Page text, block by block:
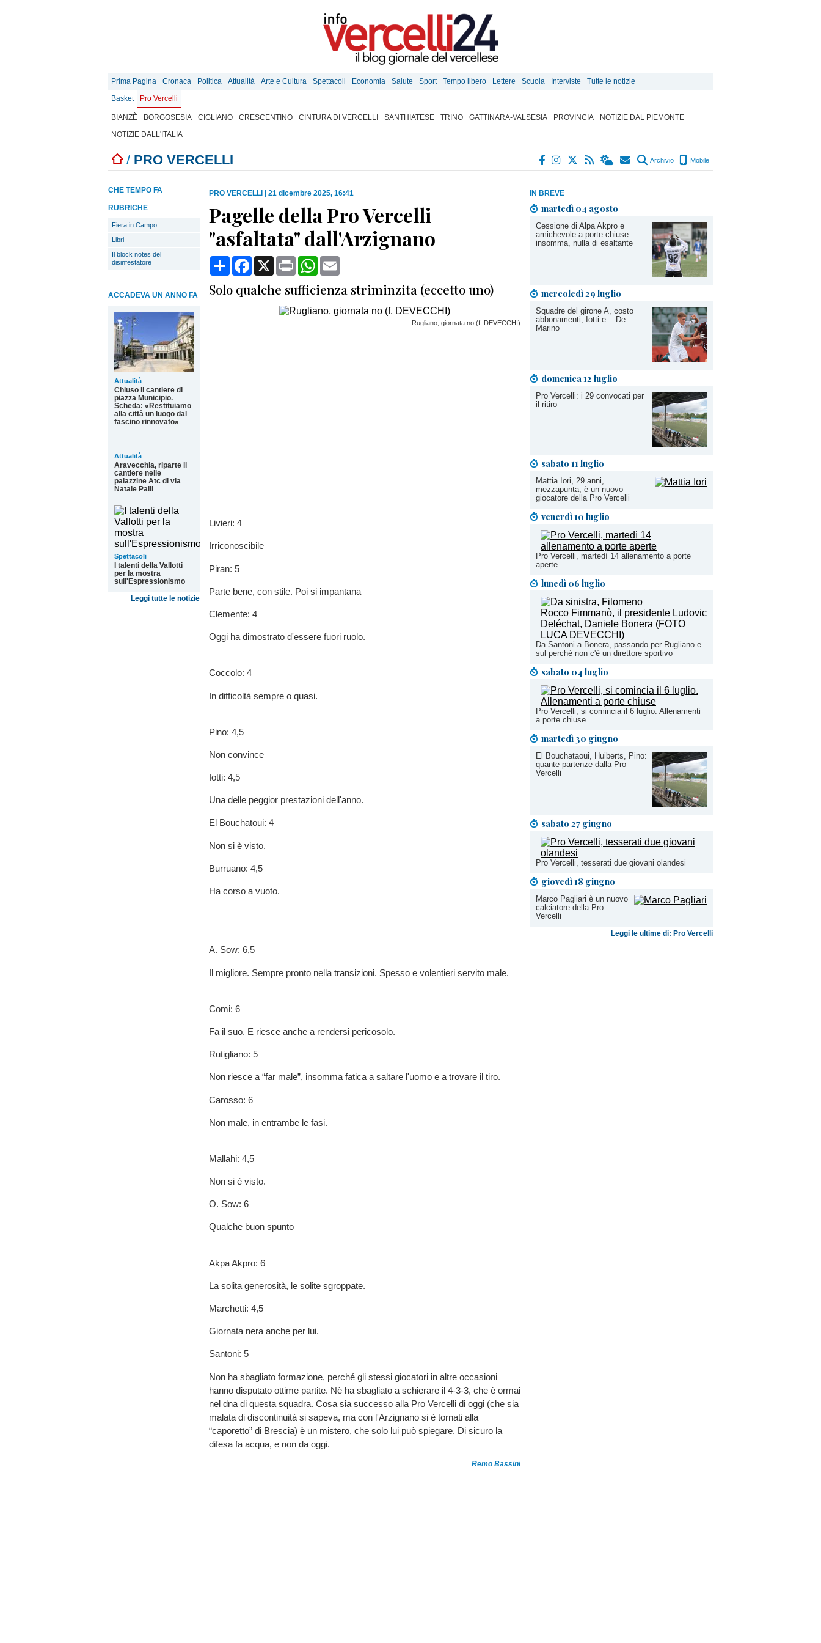
Prima Pagina Cronaca Politica Attualità Arte e Cultura Spettacoli Economia Salute Sport Tempo libero Lettere Scuola Interviste
Tutte le notizie
Basket
Pro Vercelli
BIANZÈ BORGOSESIA CIGLIANO CRESCENTINO CINTURA DI VERCELLI SANTHIATESE TRINO GATTINARA-VALSESIA PROVINCIA
NOTIZIE DAL PIEMONTE
NOTIZIE DALL'ITALIA
/ PRO VERCELLI Archivio Mobile
IN BREVE
martedì 04 agosto
Cessione di Alpa Akpro e
amichevole a porte chiuse:
insomma, nulla di esaltante
mercoledì 29 luglio
Squadre del girone A, costo
abbonamenti, Iotti e... De
Marino
domenica 12 luglio
Pro Vercelli: i 29 convocati per
il ritiro
sabato 11 luglio
Mattia Iori, 29 anni,
mezzapunta, è un nuovo
giocatore della Pro Vercelli
venerdì 10 luglio
Pro Vercelli, martedì 14 allenamento a porte
aperte
lunedì 06 luglio
Da Santoni a Bonera, passando per Rugliano e
sul perché non c'è un direttore sportivo
sabato 04 luglio
Pro Vercelli, si comincia il 6 luglio. Allenamenti
a porte chiuse
martedì 30 giugno
El Bouchataoui, Huiberts, Pino:
quante partenze dalla Pro
Vercelli
sabato 27 giugno
Pro Vercelli, tesserati due giovani olandesi
giovedì 18 giugno
Marco Pagliari è un nuovo
calciatore della Pro
Vercelli
Leggi le ultime di: Pro Vercelli
CHE TEMPO FA
RUBRICHE
Fiera in Campo
Libri
Il block notes del
disinfestatore
ACCADEVA UN ANNO FA
Attualità
Chiuso il cantiere di
piazza Municipio.
Scheda: «Restituiamo
alla città un luogo dal
fascino rinnovato»
Attualità
Aravecchia, riparte il
cantiere nelle
palazzine Atc di via
Natale Palli
Spettacoli
I talenti della Vallotti
per la mostra
sull'Espressionismo
Leggi tutte le notizie
PRO VERCELLI 21 dicembre 2025, 16:41
Pagelle della Pro Vercelli
"asfaltata" dall'Arzignano
CondividiFacebook
X Print WhatsApp
Solo qualche sufficienza striminzita (eccetto uno)
Rugliano, giornata no (f. DEVECCHI)
Livieri: 4
Irriconoscibile
Piran: 5
Parte bene, con stile. Poi si impantana
Clemente: 4
Oggi ha dimostrato d'essere fuori ruolo.
Coccolo: 4
In difficoltà sempre o quasi.
Pino: 4,5
Non convince
Iotti: 4,5
Una delle peggior prestazioni dell'anno.
El Bouchatoui: 4
Non si è visto.
Burruano: 4,5
Ha corso a vuoto.
A. Sow: 6,5
Il migliore. Sempre pronto nella transizioni. Spesso e volentieri servito male.
Comi: 6
Fa il suo. E riesce anche a rendersi pericosolo.
Rutigliano: 5
Non riesce a “far male”, insomma fatica a saltare l'uomo e a trovare il tiro.
Carosso: 6
Non male, in entrambe le fasi.
Mallahi: 4,5
Non si è visto.
O. Sow: 6
Qualche buon spunto
Akpa Akpro: 6
La solita generosità, le solite sgroppate.
Marchetti: 4,5
Giornata nera anche per lui.
Santoni: 5
Non ha sbagliato formazione, perché gli stessi giocatori in altre occasioni
hanno disputato ottime partite. Nè ha sbagliato a schierare il 4-3-3, che è ormai
nel dna di questa squadra. Cosa sia successo alla Pro Vercelli di oggi (che sia
malata di discontinuità si sapeva, ma con l'Arzignano si è tornati alla
“caporetto” di Brescia) è un mistero, che solo lui può spiegare. Di sicuro la
difesa fa acqua, e non da oggi.
Remo Bassini